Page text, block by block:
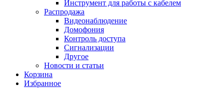
Инструмент для работы с кабелем
Распродажа
Видеонаблюдение
Домофония
Контроль доступа
Сигнализации
Другое
Новости и статьи
Корзина
Избранное